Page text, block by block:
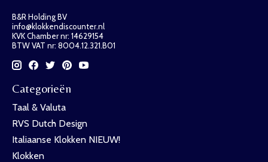
B&R Holding BV
info@klokkendiscounter.nl
KVK Chamber nr: 14629154
BTW VAT nr: 8004.12.321.B01
Categorieën
Taal & Valuta
RVS Dutch Design
Italiaanse Klokken NIEUW!
Klokken